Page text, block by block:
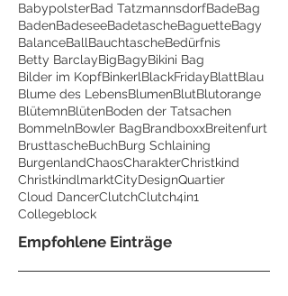
BabypolsterBad TatzmannsdorfBadeBag
BadenBadeseeBadetascheBaguetteBagy
BalanceBallBauchtascheBedürfnis
Betty BarclayBigBagyBikini Bag
Bilder im KopfBinkerlBlackFridayBlattBlau
Blume des LebensBlumenBlutBlutorange
BlütemnBlütenBoden der Tatsachen
BommelnBowler BagBrandboxxBreitenfurt
BrusttascheBuchBurg Schlaining
BurgenlandChaosCharakterChristkind
ChristkindlmarktCityDesignQuartier
Cloud DancerClutchClutch4in1
Collegeblock
Empfohlene Einträge